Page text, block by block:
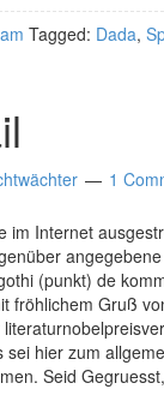
Tagged: Dada,
1
im Internet
(punkt) de
fröhlichem Gruß
sei hier zum
Seid